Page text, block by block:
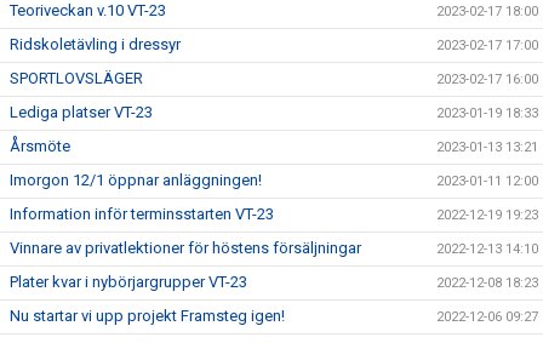
Teoriveckan v.10 VT-23 2023-02-17 18:00
Ridskoletävling i dressyr 2023-02-17 17:00
SPORTLOVSLÄGER 2023-02-17 16:00
Lediga platser VT-23 2023-01-19 18:33
Årsmöte 2023-01-13 13:21
Imorgon 12/1 öppnar anläggningen! 2023-01-11 12:00
Information inför terminsstarten VT-23 2022-12-19 19:23
Vinnare av privatlektioner för höstens försäljningar 2022-12-13 14:10
Plater kvar i nybörjargrupper VT-23 2022-12-08 18:23
Nu startar vi upp projekt Framsteg igen! 2022-12-06 09:27